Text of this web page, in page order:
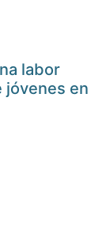
labor
jóvenes en